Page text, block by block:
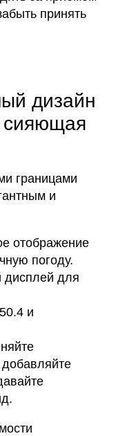
принять
дизайн
сияющая
границами
и
отображение
погоду.
дисплей для
и